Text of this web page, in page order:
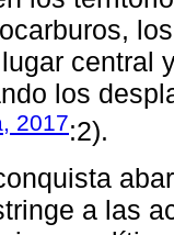
central
los
2017:2).
a las